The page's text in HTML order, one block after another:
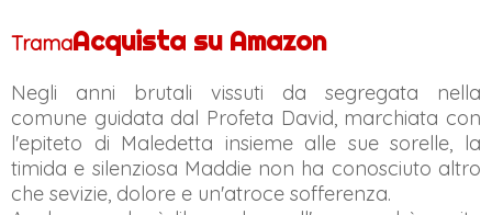
TramaAcquista su Amazon
Negli anni brutali vissuti da segregata nella
comune guidata dal Profeta David, marchiata con
l'epiteto di Maledetta insieme alle sue sorelle, la
timida e silenziosa Maddie non ha conosciuto altro
che sevizie, dolore e un'atroce sofferenza.